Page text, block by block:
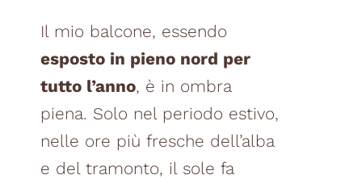
Il mio balcone, essendo
esposto in pieno nord per
tutto l’anno, è in ombra
piena. Solo nel periodo estivo,
nelle ore più fresche dell’alba
e del tramonto, il sole fa